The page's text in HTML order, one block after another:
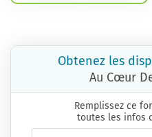
Obtenez les
Au Cœur
Remplissez ce
toutes les infos